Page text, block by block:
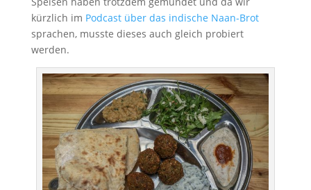
kürzlich im Podcast über das indische Naan-Brot
sprachen, musste dieses auch gleich probiert
werden.